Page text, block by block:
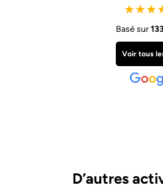
★★★
Basé sur
Voir tous
D’autres